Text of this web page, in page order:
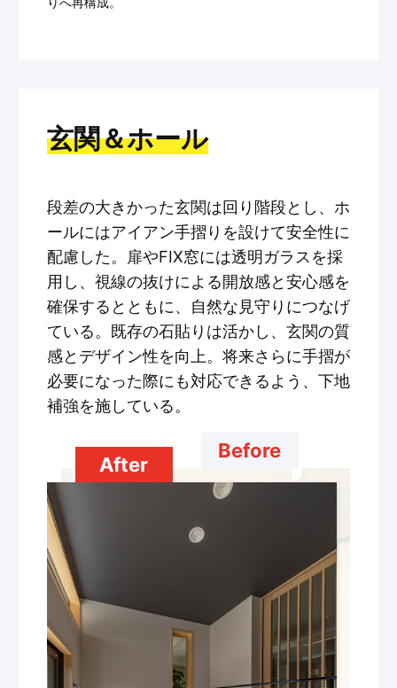
玄関＆ホール
段差の大きかった玄関は回り階段とし、ホ
ールにはアイアン手摺りを設けて安全性に
配慮した。扉やFIX窓には透明ガラスを採
用し、視線の抜けによる開放感と安心感を
確保するとともに、自然な見守りにつなげ
ている。既存の石貼りは活かし、玄関の質
感とデザイン性を向上。将来さらに手摺が
必要になった際にも対応できるよう、下地
補強を施している。
Before
After